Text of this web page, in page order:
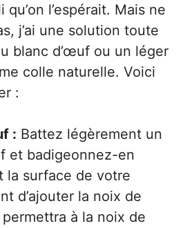
qu’on l’espérait. Mais ne
j’ai une solution toute
blanc d’œuf ou un léger
colle naturelle. Voici
:
: Battez légèrement un
et badigeonnez-en
la surface de votre
d’ajouter la noix de
à la noix de